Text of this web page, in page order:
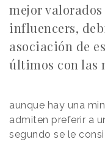
mejor valorados
influencers,
asociación de
últimos con las
aunque hay una
admiten preferir a
segundo se le